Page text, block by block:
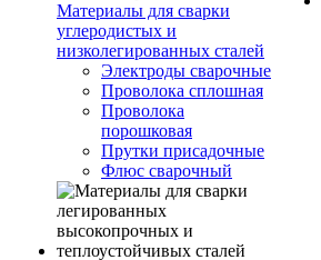
Материалы для сварки
углеродистых и
низколегированных сталей
Электроды сварочные
Проволока сплошная
Проволока
порошковая
Прутки присадочные
Флюс сварочный